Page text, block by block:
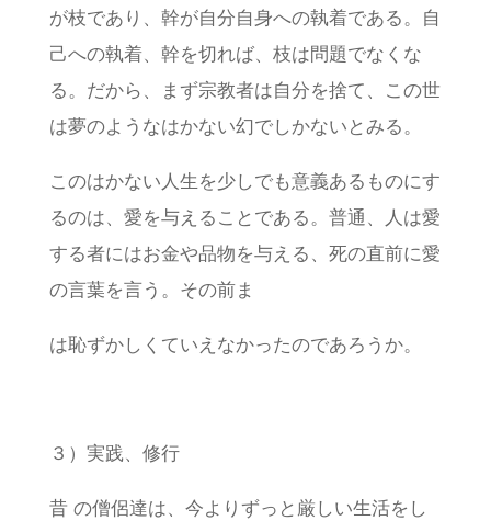
が枝であり、幹が自分自身への執着である。自
己への執着、幹を切れば、枝は問題でなくな
る。だから、まず宗教者は自分を捨て、この世
は夢のようなはかない幻でしかないとみる。
このはかない人生を少しでも意義あるものにす
るのは、愛を与えることである。普通、人は愛
する者にはお金や品物を与える、死の直前に愛
の言葉を言う。その前ま
は恥ずかしくていえなかったのであろうか。
３）実践、修行
昔 の僧侶達は、今よりずっと厳しい生活をし